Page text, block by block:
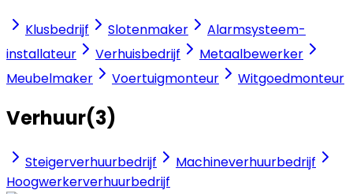
Klusbedrijf Slotenmaker
Alarmsysteem-
installateur
Verhuisbedrijf
Metaalbewerker
Meubelmaker
Voertuigmonteur Witgoedmonteur
Verhuur(3)
Steigerverhuurbedrijf
Machineverhuurbedrijf
Hoogwerkerverhuurbedrijf